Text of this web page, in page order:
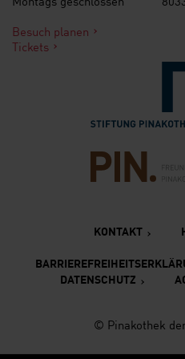
Besuch planen
Tickets
KONTAKT
© Pinakothek
DATENSCHUTZ